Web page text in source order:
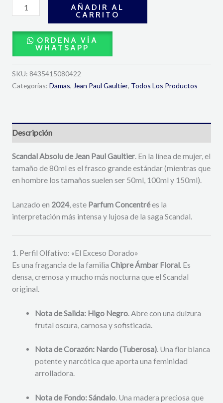
AÑADIR AL
CARRITO
ORDENA VÍA
WHATSAPP
SKU: 8435415080422
Categorías: Damas, Jean Paul Gaultier, Todos Los Productos
Descripción
Scandal Absolu de Jean Paul Gaultier. En la línea de mujer, el
tamaño de 80ml es el frasco grande estándar (mientras que
en hombre los tamaños suelen ser 50ml, 100ml y 150ml).
Lanzado en 2024, este Parfum Concentrées la
interpretación más intensa y lujosa de la saga Scandal.
1. Perfil Olfativo: «El Exceso Dorado»
Es una fragancia de la familia Chipre Ámbar Floral. Es
densa, cremosa y mucho más nocturna que el Scandal
original.
Nota de Salida: Higo Negro. Abre con una dulzura
frutal oscura, carnosa y sofisticada.
Nota de Corazón: Nardo (Tuberosa). Una flor blanca
potente y narcótica que aporta una feminidad
arrolladora.
Nota de Fondo:Sándalo. Una madera preciosa que